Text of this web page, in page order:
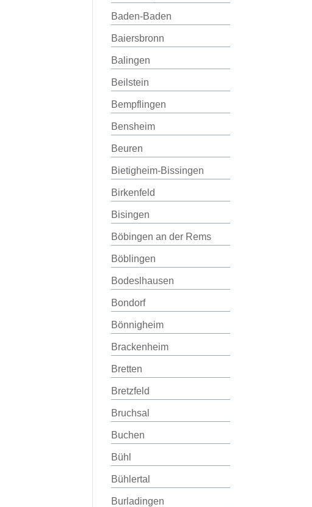
Baden-Baden
Baiersbronn
Balingen
Beilstein
Bempflingen
Bensheim
Beuren
Bietigheim-Bissingen
Birkenfeld
Bisingen
Böbingen an der Rems
Böblingen
Bodeslhausen
Bondorf
Bönnigheim
Brackenheim
Bretten
Bretzfeld
Bruchsal
Buchen
Bühl
Bühlertal
Burladingen